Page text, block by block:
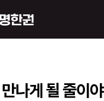
권 보기
나게 될 줄이야